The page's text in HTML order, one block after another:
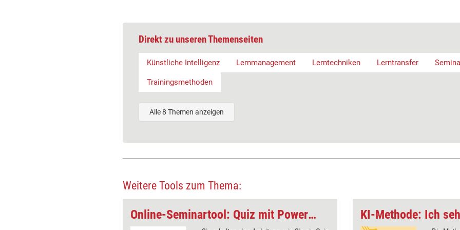
Direkt zu unseren Themenseiten
Künstliche Intelligenz Lernmanagement Lerntechniken Lerntransfer
Trainingsmethoden
Alle 8 Themen anzeigen
Weitere Tools zum Thema:
Online-Seminartool: Quiz mit PowerPoint KI-Methode: Ich